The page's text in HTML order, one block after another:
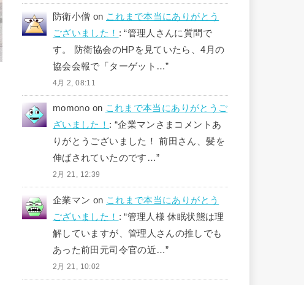
防衛小僧 on これまで本当にありがとう
ございました！ : “管理人さんに質問で
す。 防衛協会のHPを見ていたら、4月の
協会会報で「ターゲット…”
4月 2, 08:11
momono on これまで本当にありがとうご
ざいました！ : “企業マンさまコメントあ
りがとうございました！ 前田さん、髪を
伸ばされていたのです…”
2月 21, 12:39
企業マン on これまで本当にありがとう
ございました！ : “管理人様 休眠状態は理
解していますが、管理人さんの推しでも
あった前田元司令官の近…”
2月 21, 10:02